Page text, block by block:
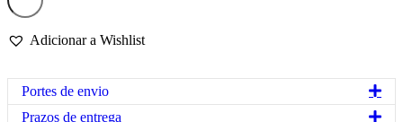
"O
Marido
do
caraças"
Adicionar a Wishlist
Portes de envio
Prazos de entrega